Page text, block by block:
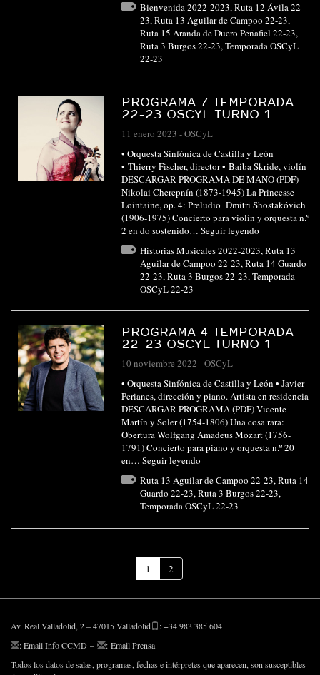
Bienvenida 2022-2023,Ruta 12 Ávila 22-
23,Ruta 13 Aguilar de Campoo 22-23,
Ruta 15 Aranda de Duero Peñafiel 22-23,
Ruta 3 Burgos 22-23,Temporada OSCyL
22-23
PROGRAMA 7 TEMPORADA
22-23 OSCYL TURNO 1
11 enero 2023 -OSCyL
• Orquesta Sinfónica de Castilla y León
• Thierry Fischer, director • Baiba Skride, violín
DESCARGAR PROGRAMA DE MANO (PDF)
Nikolai Cherepnín (1873-1945) La Princesse
Lointaine, op. 4: Preludio Dmitri Shostakóvich
(1906-1975) Concierto para violín y orquesta n.º
2 en do sostenido… Seguir leyendo
Historias Musicales 2022-2023, Ruta 13
Aguilar de Campoo 22-23, Ruta 14 Guardo
22-23, Ruta 3 Burgos 22-23, Temporada
OSCyL 22-23
PROGRAMA 4 TEMPORADA
22-23 OSCYL TURNO 1
10 noviembre 2022 -OSCyL
• Orquesta Sinfónica de Castilla y León • Javier
Perianes, dirección y piano. Artista en residencia
DESCARGAR PROGRAMA (PDF) Vicente
Martín y Soler (1754-1806) Una cosa rara:
Obertura Wolfgang Amadeus Mozart (1756-
1791) Concierto para piano y orquesta n.º 20
en… Seguir leyendo
Ruta 13 Aguilar de Campoo 22-23,Ruta 14
Guardo 22-23,Ruta 3 Burgos 22-23,
Temporada OSCyL 22-23
1
(Página
actual)
2
Av. Real Valladolid, 2 – 47015 Valladolid
: +34 983 385 604
:Email Info CCMD – : Email Prensa
Todos los datos de salas, programas, fechas e intérpretes que aparecen, son susceptibles